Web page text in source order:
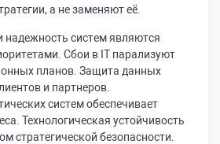
а не заменяют её.
надежность систем являются
Сбои в IT парализуют
планов. Защита данных
и партнеров.
систем обеспечивает
Технологическая устойчивость
стратегической безопасности.